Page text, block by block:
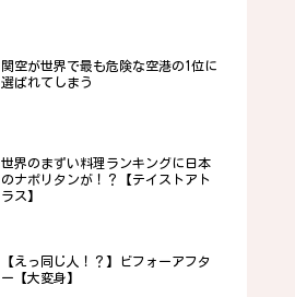
関空が世界で最も危険な空港の1位に
選ばれてしまう
世界のまずい料理ランキングに日本
のナポリタンが！？【テイストアト
ラス】
【えっ同じ人！？】ビフォーアフタ
ー【大変身】